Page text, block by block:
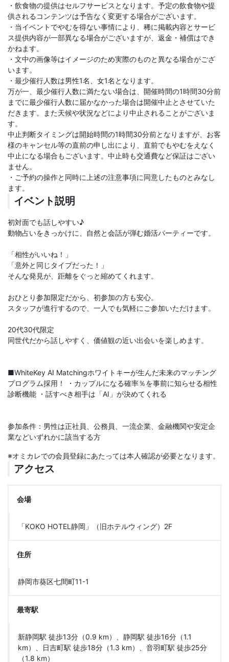
・飲食物の提供はセルフサービスとなります。予定の飲食物や提
供されるコンテンツは予告なく変更する場合がございます。
・当イベントでやむを得ない事情により、稀に掲載内容とサービ
ス提供内容が一部異なる場合がございますが、返金・補償はでき
かねます。
・文中の画像等はイメージのため実際のものと異なる場合がござ
います。
・最少催行人数は男性1名、女1名となります。
万が一、最少催行人数に満たない場合は、開催時間の1時間30分前
までに最少催行人数に届かなかった場合は開催中止とさせていた
だきます。また天候や状況などにより中止されることがございま
す。
中止判断タイミングは開始時間の1時間30分前となりますが、お客
様のキャンセル等の直前の申し出により、直前でもやむをえなく
中止になる場合もございます。中止時も交通費など保証はござい
ません。
・ご予約の操作と同時に上述の注意事項に同意したものとみなし
ます。
イベント説明
初対面でも話しやすい♪
動物占いをきっかけに、自然と会話が弾む婚活パーティーです。
「相性がいいね！」
「意外と同じタイプだった！」
そんな発見が、距離をぐっと縮めてくれます。
おひとり参加限定だから、初参加の方も安心。
スタッフが進行するので、一人でも気軽にご参加いただけます。
20代30代限定
同世代だから話しやすく、価値観の近い出会いを楽しめます。
■WhiteKey AI Matchingホワイトキーが生んだ未来のマッチング
プログラム採用！ ・カップルになる確率％を事前に知らせる相性
診断機能 ・話すべき相手は「AI」が決めてくれる
参加条件：男性は正社員、公務員、一流企業、金融機関や安定企
業などいずれかに該当する方
※オミカレでの会員登録にあたっては本人確認が必要となります。
アクセス
会場
「KOKO HOTEL静岡」（旧ホテルウィング）2F
住所
静岡市葵区七間町11-1
最寄駅
新静岡駅 徒歩13分（0.9 km）、静岡駅 徒歩16分（1.1
km）、日吉町駅 徒歩18分（1.3 km）、音羽町駅 徒歩25分
（1.8 km）